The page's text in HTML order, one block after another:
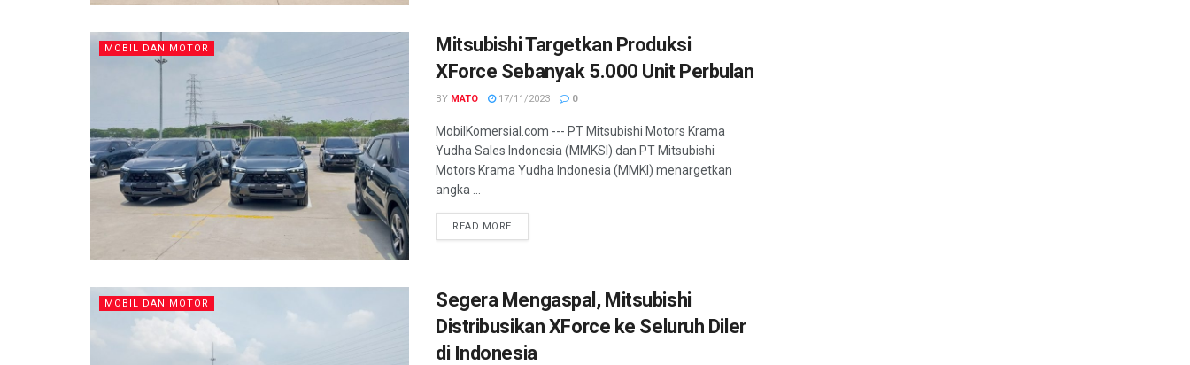
MOBIL DAN MOTOR
Mitsubishi Targetkan Produksi
XForce Sebanyak 5.000 Unit Perbulan
BY MATO 17/11/2023 0
MobilKomersial.com --- PT Mitsubishi Motors Krama
Yudha Sales Indonesia (MMKSI) dan PT Mitsubishi
Motors Krama Yudha Indonesia (MMKI) menargetkan
angka ...
READ MORE
MOBIL DAN MOTOR
Segera Mengaspal, Mitsubishi
Distribusikan XForce ke Seluruh Diler
di Indonesia